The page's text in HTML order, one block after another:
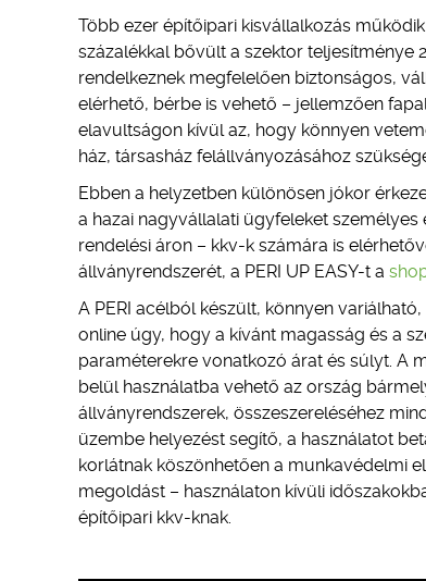
Több ezer építőipari kisvállalkozás
százalékkal bővült a szektor teljesítménye
rendelkeznek megfelelően biztonságos,
elérhető, bérbe is vehető – jellemzően
elavultságon kívül az, hogy könnyen
ház, társasház felállványozásához
Ebben a helyzetben különösen jókor
a hazai nagyvállalati ügyfeleket személyes
rendelési áron – kkv-k számára is
állványrendszerét, a PERI UP EASY-t a
A PERI acélból készült, könnyen
online úgy, hogy a kívánt magasság és a
paraméterekre vonatkozó árat és súlyt. A
belül használatba vehető az ország
állványrendszerek, összeszereléséhez
üzembe helyezést segítő, a használatot
korlátnak köszönhetően a munkavédelmi
megoldást – használaton kívüli
építőipari kkv-knak.